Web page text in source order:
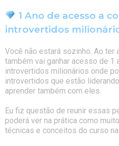
1 Ano de acesso a
introvertidos
Você não estará sozinho. Ao ter
também vai ganhar acesso de 1
introvertidos milionários onde
introvertidos que estão
aprender também com eles.
Eu fiz questão de reunir essas
poderá ver na prática como
técnicas e conceitos do curso